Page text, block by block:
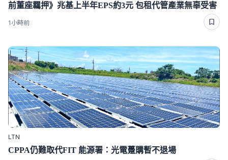
前董座羈押》兆基上半年EPS約3元 包租代管產業無辜受害
1小時前
LTN
CPPA仍難取代FIT 能源署：光電躉購暫不退場